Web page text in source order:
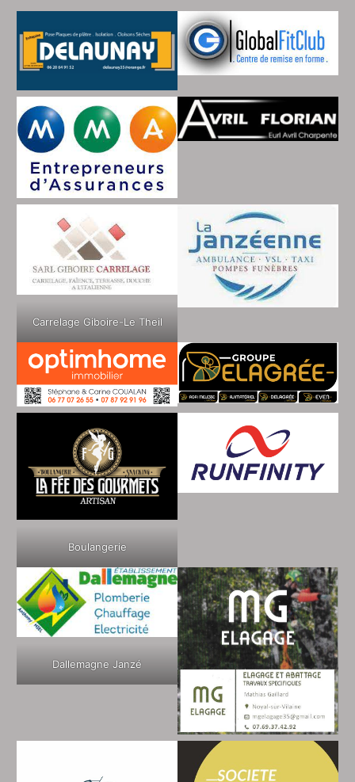
Carrelage Giboire-Le Theil
Boulangerie
Dallemagne Janzé